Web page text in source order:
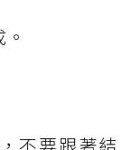
不要跟著結